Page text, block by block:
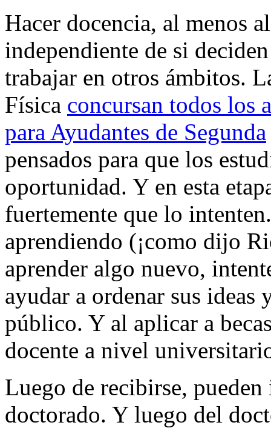
Hacer docencia, al menos
independiente de si
trabajar en otros ámbitos.
Física concursan todos los
para Ayudantes de Segunda
pensados para que los
oportunidad. Y en esta
fuertemente que lo
aprendiendo (¡como dijo
aprender algo nuevo,
ayudar a ordenar sus ideas
público. Y al aplicar a
docente a nivel
Luego de recibirse,
doctorado. Y luego del